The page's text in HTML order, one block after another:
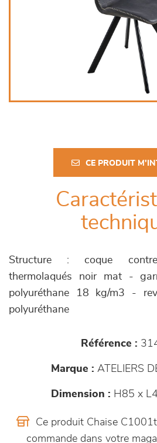
CE PRODUIT
Structure : coque
thermolaqués noir mat -
polyuréthane 18 kg/m3 -
polyuréthane
Référence :
Marque : ATELIERS
Dimension : H85 x
Ce produit Chaise
commande dans votre